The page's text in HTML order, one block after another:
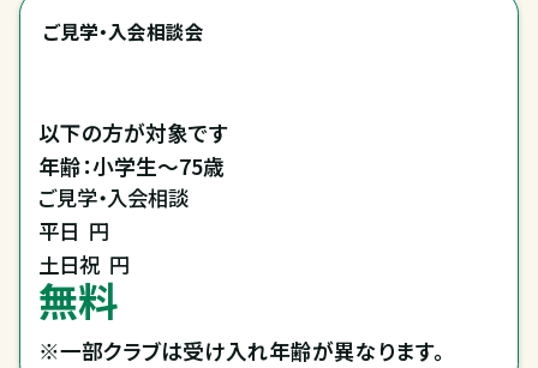
ご見学・入会相談会
以下の方が対象です
年齢：小学生～75歳
ご見学・入会相談
平日 円
土日祝 円
無料
※一部クラブは受け入れ年齢が異なります。